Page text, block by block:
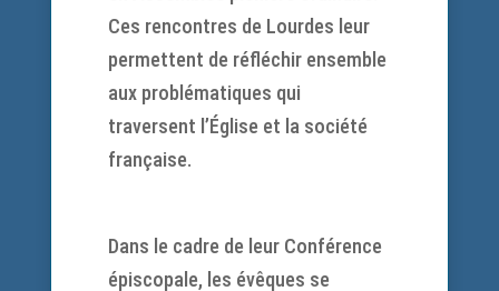
Ces rencontres de Lourdes leur
permettent de réfléchir ensemble
aux problématiques qui
traversent l’Église et la société
française.
Dans le cadre de leur Conférence
épiscopale, les évêques se